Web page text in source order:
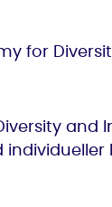
for
and